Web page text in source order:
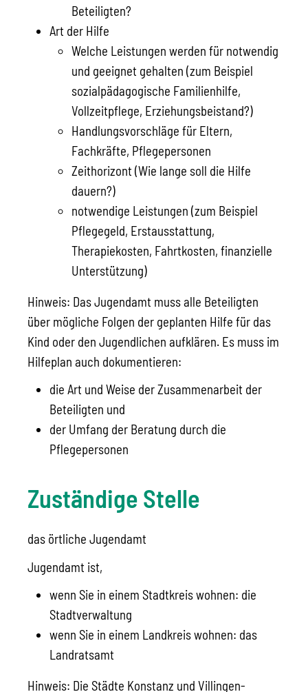
Beteiligten?
Art der Hilfe
Welche Leistungen werden für notwendig
und geeignet gehalten (zum Beispiel
sozialpädagogische Familienhilfe,
Vollzeitpflege, Erziehungsbeistand?)
Handlungsvorschläge für Eltern,
Fachkräfte, Pflegepersonen
Zeithorizont (Wie lange soll die Hilfe
dauern?)
notwendige Leistungen (zum Beispiel
Pflegegeld, Erstausstattung,
Therapiekosten, Fahrtkosten, finanzielle
Unterstützung)
Hinweis: Das Jugendamt muss alle Beteiligten
über mögliche Folgen der geplanten Hilfe für das
Kind oder den Jugendlichen aufklären. Es muss im
Hilfeplan auch dokumentieren:
die Art und Weise der Zusammenarbeit der
Beteiligten und
der Umfang der Beratung durch die
Pflegepersonen
Zuständige Stelle
das örtliche Jugendamt
Jugendamt ist,
wenn Sie in einem Stadtkreis wohnen: die
Stadtverwaltung
wenn Sie in einem Landkreis wohnen: das
Landratsamt
Hinweis: Die Städte Konstanz und Villingen-